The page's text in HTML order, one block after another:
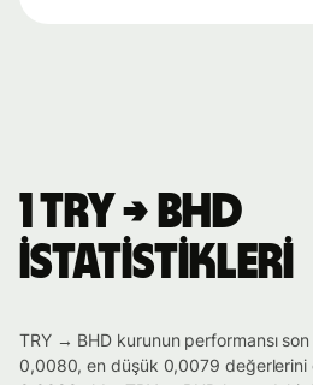
1 TRY → BHD
istatistikleri
TRY → BHD kurunun performansı
0,0080, en düşük 0,0079 değerlerini